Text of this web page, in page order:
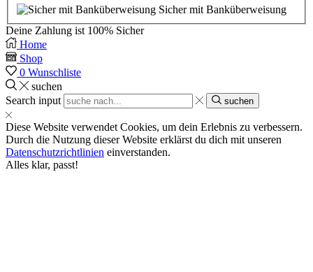
Sicher mit Banküberweisung
Deine Zahlung ist 100% Sicher
Home
Shop
0 Wunschliste
suchen
Search input
suchen
Diese Website verwendet Cookies, um dein Erlebnis zu verbessern.
Durch die Nutzung dieser Website erklärst du dich mit unseren
Datenschutzrichtlinien einverstanden.
Alles klar, passt!